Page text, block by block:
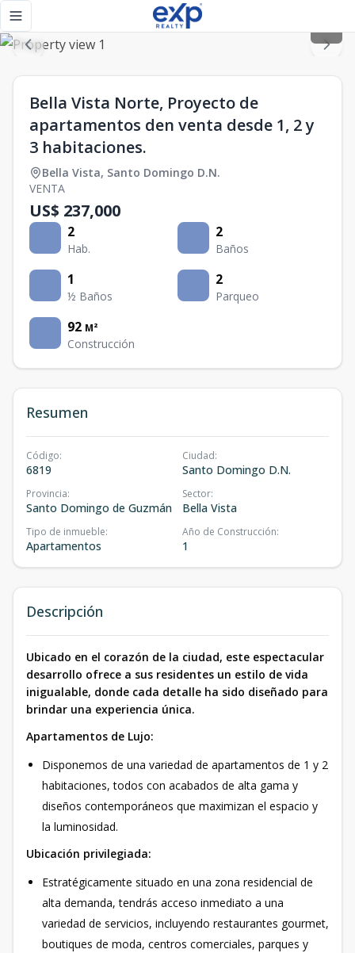
Toggle navigation menu
Bella Vista Norte, Proyecto de
apartamentos den venta desde 1, 2 y
3 habitaciones.
Bella Vista, Santo Domingo D.N.
VENTA
US$ 237,000
2
Hab.
2
Baños
1
½ Baños
2
Parqueo
92 M²
Construcción
Resumen
Código:
6819
Ciudad:
Santo Domingo D.N.
Provincia:
Santo Domingo de Guzmán
Sector:
Bella Vista
Tipo de inmueble:
Apartamentos
Año de Construcción:
1
Descripción
Ubicado en el corazón de la ciudad, este espectacular
desarrollo ofrece a sus residentes un estilo de vida
inigualable, donde cada detalle ha sido diseñado para
brindar una experiencia única.
Apartamentos de Lujo:
Disponemos de una variedad de apartamentos de 1 y 2
habitaciones, todos con acabados de alta gama y
diseños contemporáneos que maximizan el espacio y
la luminosidad.
Ubicación privilegiada:
Estratégicamente situado en una zona residencial de
alta demanda, tendrás acceso inmediato a una
variedad de servicios, incluyendo restaurantes gourmet,
boutiques de moda, centros comerciales, parques y
Bella Vista Norte, Proyecto de apartamentos den venta